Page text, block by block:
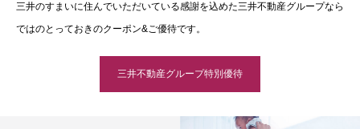
三井のすまいに住んでいただいている感謝を込めた三井不動産グループなら
ではのとっておきのクーポン&ご優待です。
三井不動産グループ特別優待